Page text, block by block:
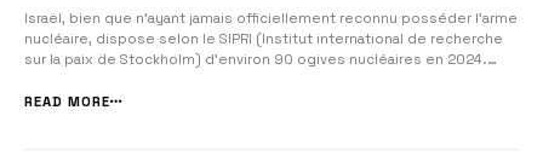
Israël, bien que n’ayant jamais officiellement reconnu posséder l’arme
nucléaire, dispose selon le SIPRI (Institut international de recherche
sur la paix de Stockholm) d’environ 90 ogives nucléaires en 2024.
l’enrichissement de plutonium à Dimona.
READ MORE